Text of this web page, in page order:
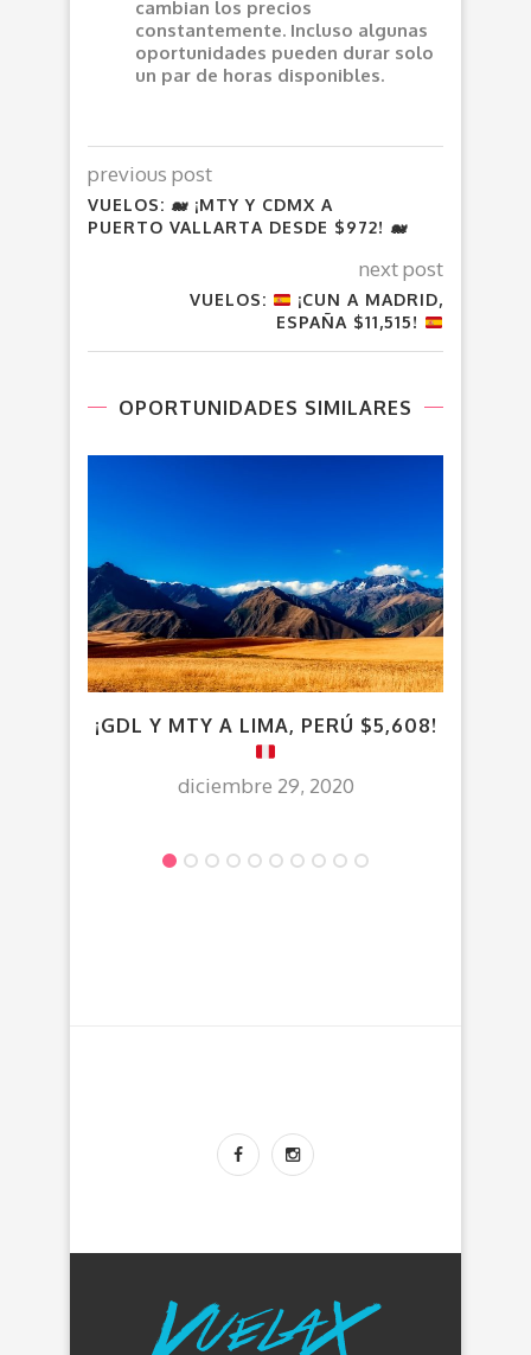
cambian los precios
constantemente. Incluso algunas
oportunidades pueden durar solo
un par de horas disponibles.
previous post
VUELOS: 🐋 ¡MTY Y CDMX A
PUERTO VALLARTA DESDE $972! 🐋
next post
VUELOS:
¡CUN A MADRID,
ESPAÑA $11,515!
OPORTUNIDADES SIMILARES
¡GDL Y MTY A LIMA, PERÚ $5,608!
diciembre 29, 2020